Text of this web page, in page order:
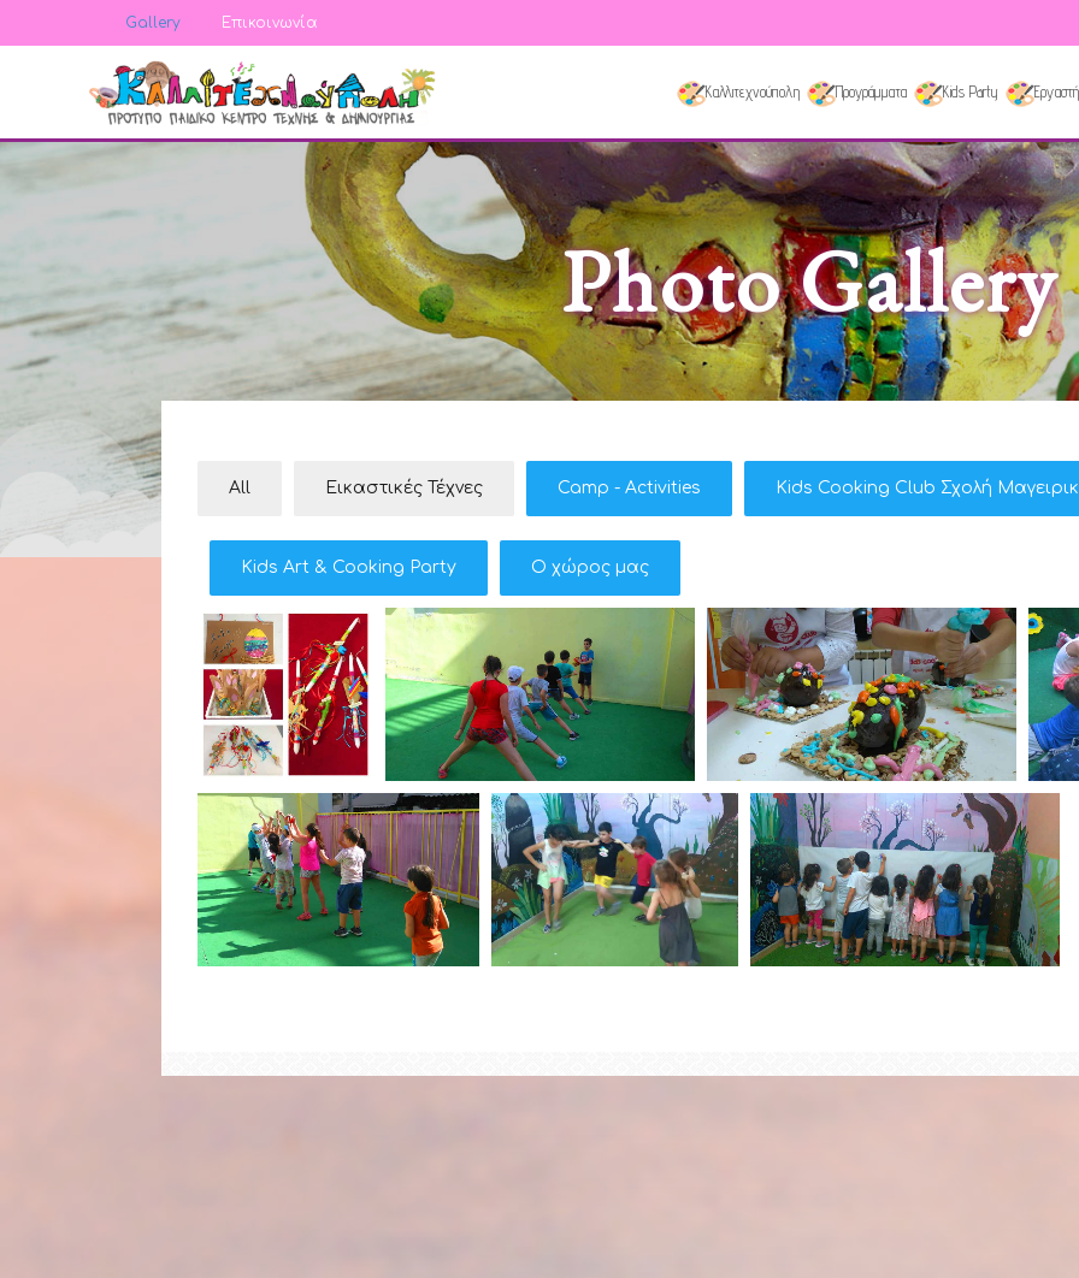
Gallery Επικοινωνία
Καλλιτεχνούπολη Προγράμματα Kids Party
Photo Gallery
All Εικαστικές Τέχνες Camp - Activities Kids Cooking Club Σχολή
Kids Art & Cooking Party Ο χώρος μας